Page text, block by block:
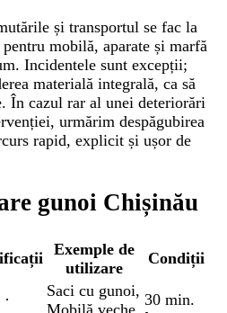
și transportul se fac la
mobilă, aparate și marfă
Incidentele sunt excepții;
materială integrală, ca să
În cazul rar al unei deteriorări
urmărim despăgubirea
rapid, explicit și ușor de
gunoi Chișinău
Exemple de
utilizare
Condiții
·
Saci cu gunoi,
Mobilă veche,
30 min.